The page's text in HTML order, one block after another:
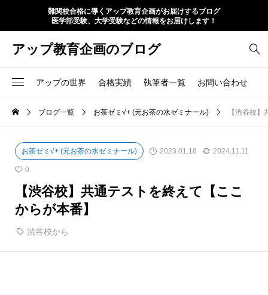
難関校合格に導くアップ教育企画がお届けするブログ
医学部受験、大学受験などの情報をお届けします！
アップ教育企画のブログ
アップの世界 合格実績 執筆者一覧 お問い合わせ
ブログ一覧 お茶ゼミ√+ (元お茶の水ゼミナール) 【渋谷校
お茶ゼミ√+ (元お茶の水ゼミナール) 2023.01.18 2024.11.11
0
【渋谷校】共通テストを終えて【ここ
からが本番】
渋谷校から